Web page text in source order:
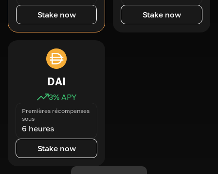
Stake now Stake now
DAI
3% APY
Premières récompenses
sous
6 heures
Stake now